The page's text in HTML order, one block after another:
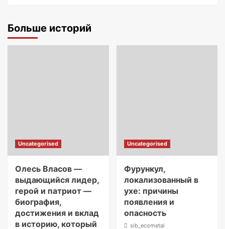
Больше историй
Uncategorised
Олесь Власов —
выдающийся лидер,
герой и патриот —
биография,
достижения и вклад
в историю, который
Uncategorised
Фурункул,
локализованный в
ухе: причины
появления и
опасность
sib_ecometal